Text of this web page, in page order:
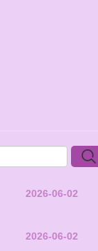
2026-06-02
2026-06-02